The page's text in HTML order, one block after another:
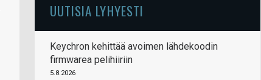
UUTISIA LYHYESTI
Keychron kehittää avoimen lähdekoodin
firmwarea pelihiiriin
5.8.2026